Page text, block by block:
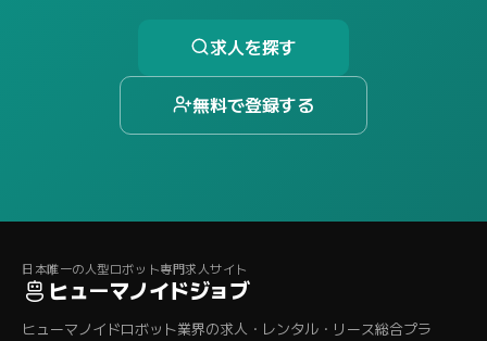
求人を探す
無料で登録する
日本唯一の人型ロボット専門求人サイト
ヒューマノイドジョブ
ヒューマノイドロボット業界の求人・レンタル・リース総合プラ